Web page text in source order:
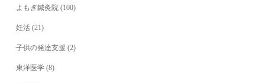
よもぎ鍼灸院 (100)
妊活 (21)
子供の発達支援 (2)
東洋医学 (8)